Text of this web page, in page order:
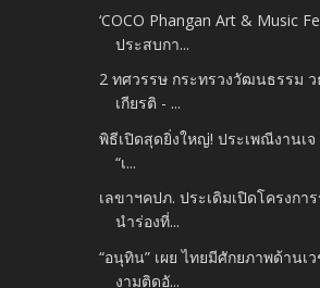
‘COCO Phangan Art & Music
ประสบกา...
2 ทศวรรษ กระทรวงวัฒนธรรม
เกียรติ - ...
พิธีเปิดสุดยิ่งใหญ่! ประเพณีงานเจ
“เ...
เลขาฯคปภ. ประเดิมเปิดโครงกา
นำร่องที่...
“อนุทิน” เผย ไทยมีศักยภาพด้านเ
งามติดอั...